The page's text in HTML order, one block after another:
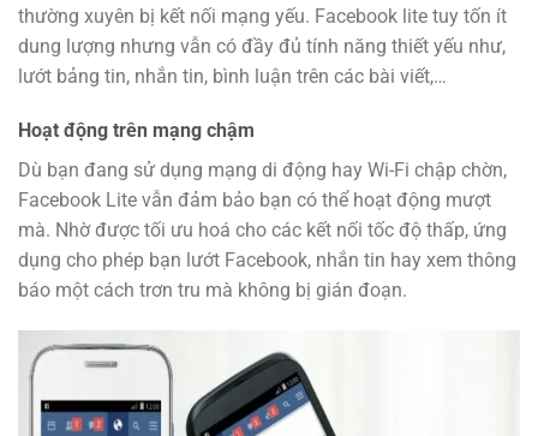
thường xuyên bị kết nối mạng yếu. Facebook lite tuy tốn ít
dung lượng nhưng vẫn có đầy đủ tính năng thiết yếu như,
lướt bảng tin, nhắn tin, bình luận trên các bài viết,…
Hoạt động trên mạng chậm
Dù bạn đang sử dụng mạng di động hay Wi-Fi chập chờn,
Facebook Lite vẫn đảm bảo bạn có thể hoạt động mượt
mà. Nhờ được tối ưu hoá cho các kết nối tốc độ thấp, ứng
dụng cho phép bạn lướt Facebook, nhắn tin hay xem thông
báo một cách trơn tru mà không bị gián đoạn.